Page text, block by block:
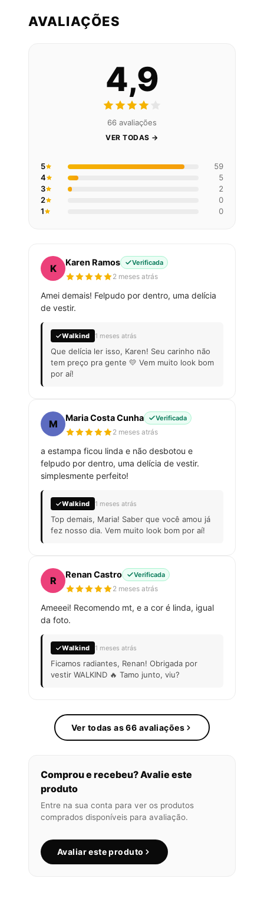
AVALIAÇÕES
4,9
66 avaliações
VER TODAS →
5
59
4
5
3
2
2
0
1
0
K
Karen Ramos Verificada
2 meses atrás
Amei demais! Felpudo por dentro, uma delícia
de vestir.
Walkind 1 meses atrás
Que delícia ler isso, Karen! Seu carinho não
tem preço pra gente 💛 Vem muito look bom
por aí!
M
Maria Costa Cunha Verificada
2 meses atrás
a estampa ficou linda e não desbotou e
felpudo por dentro, uma delícia de vestir.
simplesmente perfeito!
Walkind 1 meses atrás
Top demais, Maria! Saber que você amou já
fez nosso dia. Vem muito look bom por aí!
R
Renan Castro Verificada
2 meses atrás
Ameeei! Recomendo mt, e a cor é linda, igual
da foto.
Walkind 1 meses atrás
Ficamos radiantes, Renan! Obrigada por
vestir WALKIND 🔥 Tamo junto, viu?
Ver todas as 66 avaliações
Comprou e recebeu? Avalie este
produto
Entre na sua conta para ver os produtos
comprados disponíveis para avaliação.
Avaliar este produto